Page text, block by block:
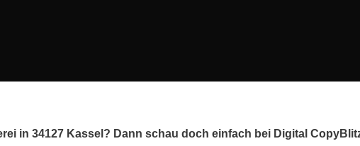
in 34127 Kassel? Dann schau doch einfach bei Digital